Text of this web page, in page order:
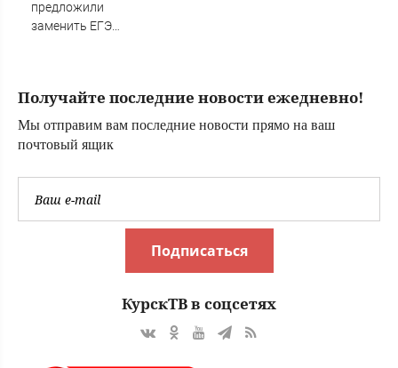
предложили
заменить ЕГЭ
07/08/2026 –
Получайте последние новости ежедневно!
Мы отправим вам последние новости прямо на ваш
почтовый ящик
Подписаться
КурскТВ в соцсетях